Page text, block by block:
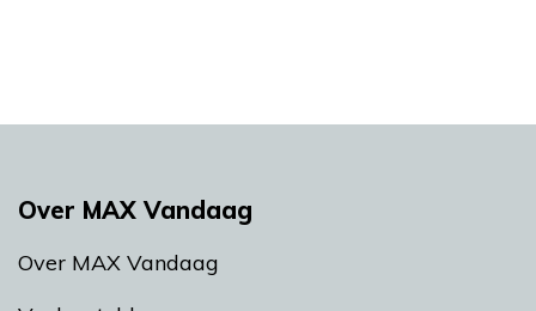
Over MAX Vandaag
Over MAX Vandaag